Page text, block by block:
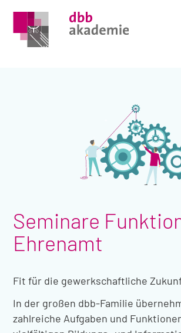
Seminare
Ehrenamt
Fit für die gewerkschaftliche
In der großen dbb-Familie
zahlreiche Aufgaben und